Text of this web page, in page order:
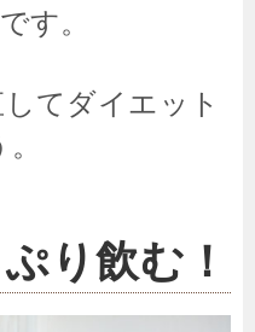
す。
てダイエット
り飲む！